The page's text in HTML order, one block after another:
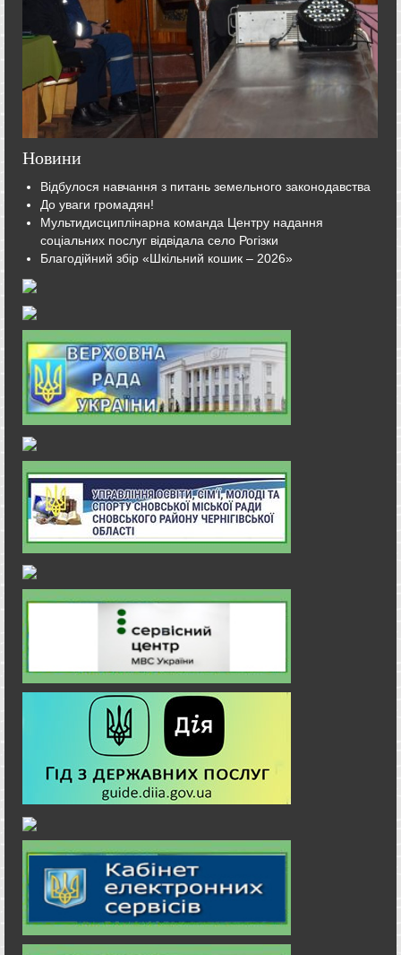
Новини
Відбулося навчання з питань земельного законодавства
До уваги громадян!
Мультидисциплінарна команда Центру надання
соціальних послуг відвідала село Рогізки
Благодійний збір «Шкільний кошик – 2026»